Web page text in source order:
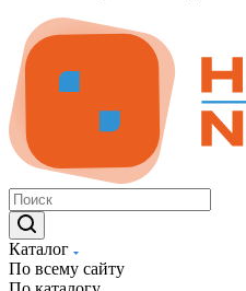
Каталог
По всему сайту